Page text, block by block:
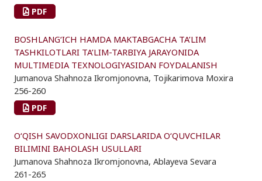
PDF
BOSHLANG‘ICH HAMDA MAKTABGACHA TA’LIM
TASHKILOTLARI TA’LIM-TARBIYA JARAYONIDA
MULTIMEDIA TEXNOLOGIYASIDAN FOYDALANISH
Jumanova Shahnoza Ikromjonovna, Tojikarimova Moxira
256-260
PDF
O‘QISH SAVODXONLIGI DARSLARIDA O‘QUVCHILAR
BILIMINI BAHOLASH USULLARI
Jumanova Shahnoza Ikromjonovna, Ablayeva Sevara
261-265